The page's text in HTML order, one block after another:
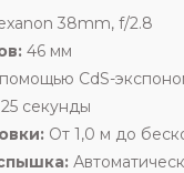
38mm, f/2.8
46 мм
CdS-
секунды
От 1,0 м до